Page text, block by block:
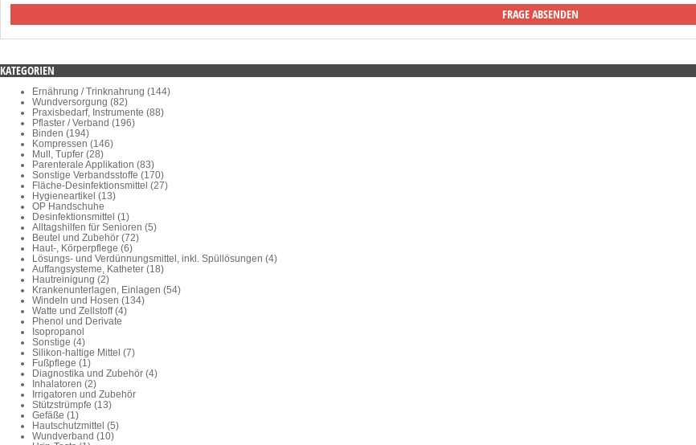
KATEGORIEN
Ernährung / Trinknahrung (144)
Wundversorgung (82)
Praxisbedarf, Instrumente (88)
Pflaster / Verband (196)
Binden (194)
Kompressen (146)
Mull, Tupfer (28)
Parenterale Applikation (83)
Sonstige Verbandsstoffe (170)
Fläche-Desinfektionsmittel (27)
Hygieneartikel (13)
OP Handschuhe
Desinfektionsmittel (1)
Alltagshilfen für Senioren (5)
Beutel und Zubehör (72)
Haut-, Körperpflege (6)
Lösungs- und Verdünnungsmittel, inkl. Spüllösungen (4)
Auffangsysteme, Katheter (18)
Hautreinigung (2)
Krankenunterlagen, Einlagen (54)
Windeln und Hosen (134)
Watte und Zellstoff (4)
Phenol und Derivate
Isopropanol
Sonstige (4)
Silikon-haltige Mittel (7)
Fußpflege (1)
Diagnostika und Zubehör (4)
Inhalatoren (2)
Irrigatoren und Zubehör
Stützstrümpfe (13)
Gefäße (1)
Hautschutzmittel (5)
Wundverband (10)